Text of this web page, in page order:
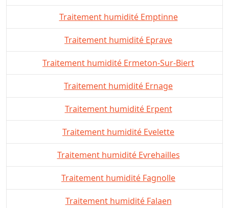
Traitement humidité Emptinne
Traitement humidité Eprave
Traitement humidité Ermeton-Sur-Biert
Traitement humidité Ernage
Traitement humidité Erpent
Traitement humidité Evelette
Traitement humidité Evrehailles
Traitement humidité Fagnolle
Traitement humidité Falaen